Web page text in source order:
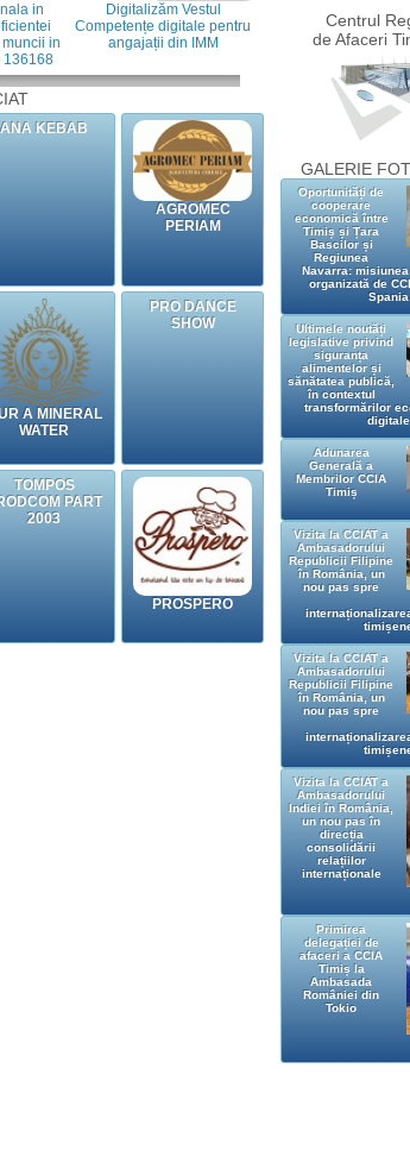
in
in
136168
Digitalizăm Vestul
Competențe digitale pentru
angajații din IMM
ANA KEBAB
AGROMEC
PERIAM
A MINERAL
WATER
PRO DANCE
SHOW
TOMPOS
PART
2003
PROSPERO
Centrul
de Afaceri
GALERIE
Oportunități de
cooperare
economică între
Timiș și Țara
Bascilor și
Regiunea
Navarra:
organizată de
Spania
Ultimele noutăți
legislative privind
siguranța
alimentelor și
sănătatea publică,
în contextul
transformărilor
digitale
Adunarea
Generală a
Membrilor CCIA
Timiș
Vizita la CCIAT a
Ambasadorului
Republicii Filipine
în România, un
nou pas spre
Vizita la CCIAT a
Ambasadorului
Republicii Filipine
în România, un
nou pas spre
Vizita la CCIAT a
Ambasadorului
Indiei în România,
un nou pas în
direcția
consolidării
relațiilor
internaționale
Primirea
delegației de
afaceri a CCIA
Timiș la
Ambasada
României din
Tokio